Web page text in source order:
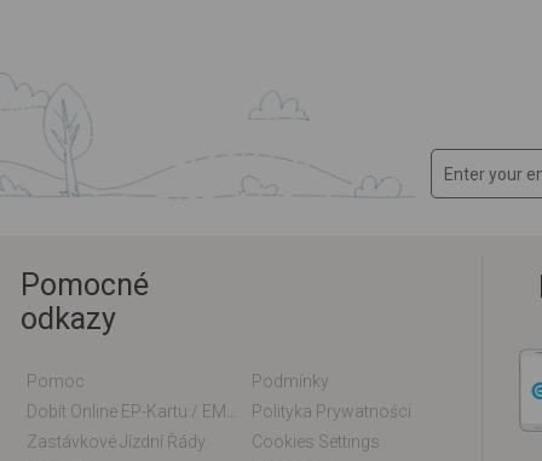
Pomocné
odkazy
Pomoc
Podmínky
Polityka Prywatności
Zastávkové Jízdní Řády
Cookies Settings